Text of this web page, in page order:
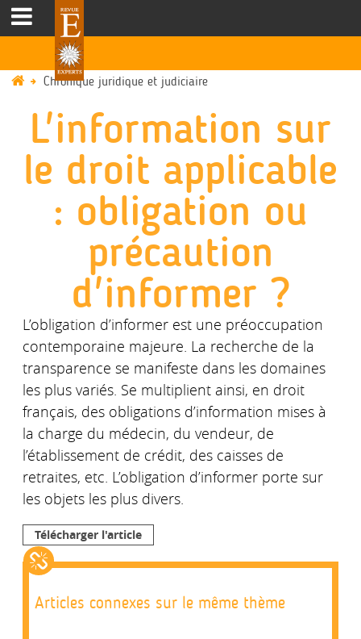
Chronique juridique et judiciaire
L'information sur
le droit applicable
: obligation ou
précaution
d'informer ?
L’obligation d’informer est une préoccupation
contemporaine majeure. La recherche de la
transparence se manifeste dans les domaines
les plus variés. Se multiplient ainsi, en droit
français, des obligations d’information mises à
la charge du médecin, du vendeur, de
l’établissement de crédit, des caisses de
retraites, etc. L’obligation d’informer porte sur
les objets les plus divers.
Télécharger l'article
Articles connexes sur le même thème